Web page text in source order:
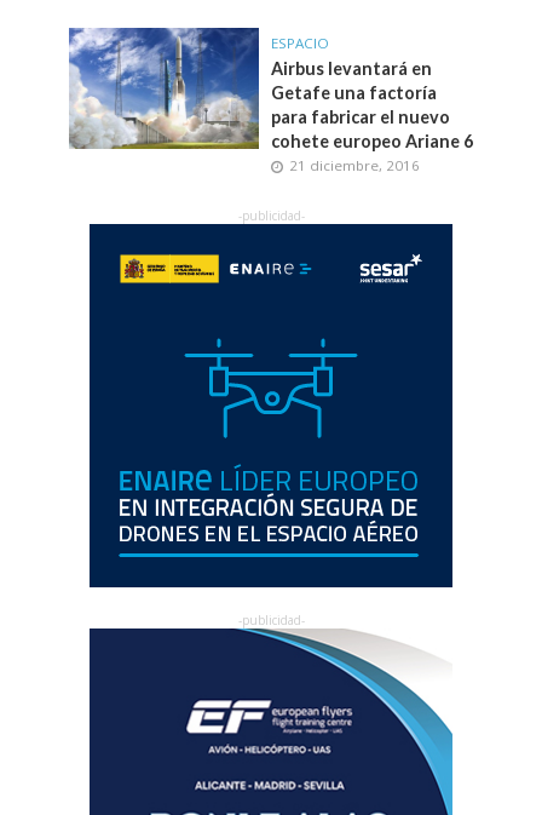
ESPACIO
Airbus levantará en
Getafe una factoría
para fabricar el nuevo
cohete europeo Ariane 6
21 diciembre, 2016